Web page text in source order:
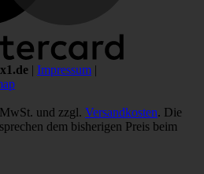
| Impressum |
und zzgl. Versandkosten. Die
dem bisherigen Preis beim